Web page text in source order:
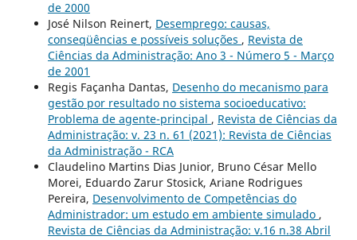
de 2000
José Nilson Reinert, Desemprego: causas,
conseqüências e possíveis soluções , Revista de
Ciências da Administração: Ano 3 - Número 5 - Março
de 2001
Regis Façanha Dantas, Desenho do mecanismo para
gestão por resultado no sistema socioeducativo:
Problema de agente-principal , Revista de Ciências da
Administração: v. 23 n. 61 (2021): Revista de Ciências
da Administração - RCA
Claudelino Martins Dias Junior, Bruno César Mello
Morei, Eduardo Zarur Stosick, Ariane Rodrigues
Pereira, Desenvolvimento de Competências do
Administrador: um estudo em ambiente simulado ,
Revista de Ciências da Administração: v.16 n.38 Abril